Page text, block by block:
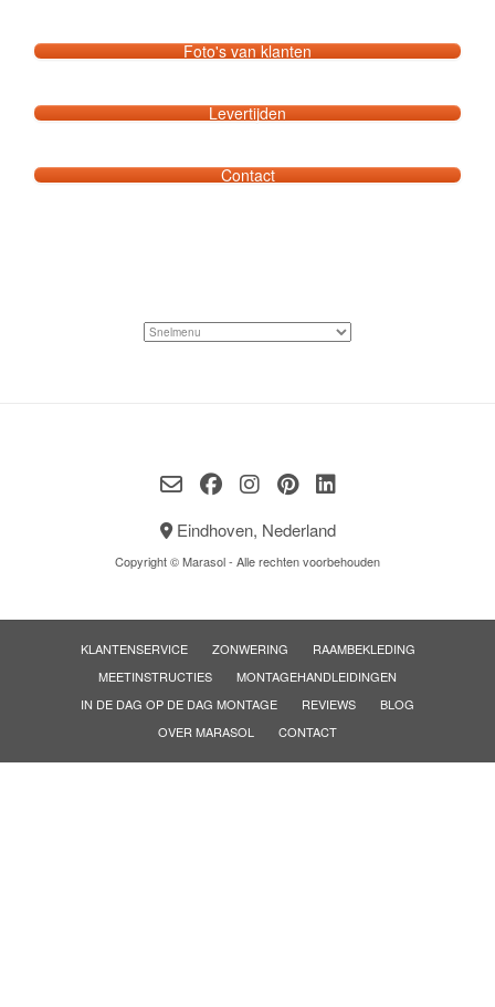
Foto's van klanten
Levertijden
Contact
Eindhoven, Nederland
Copyright © Marasol - Alle rechten voorbehouden
KLANTENSERVICE ZONWERING
RAAMBEKLEDING
MEETINSTRUCTIES
MONTAGEHANDLEIDINGEN
IN DE DAG OP DE DAG MONTAGE
REVIEWS
BLOG
OVER MARASOL
CONTACT